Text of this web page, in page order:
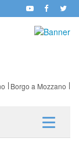
Borgo a Mozzano